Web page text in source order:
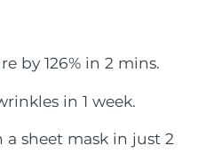
by 126% in 2 mins.
in 1 week.
a sheet mask in just 2
Ожидаемая дата доставки
8/12/26